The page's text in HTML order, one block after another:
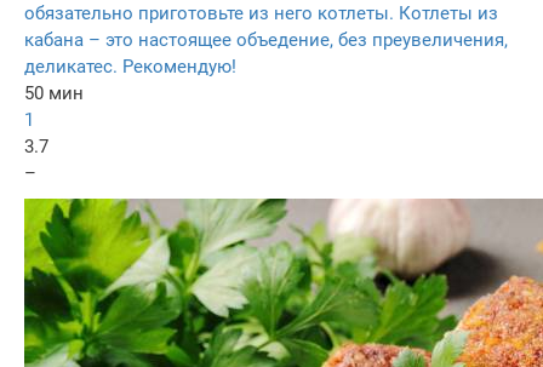
обязательно приготовьте из него котлеты. Котлеты из
кабана – это настоящее объедение, без преувеличения,
деликатес. Рекомендую!
50 мин
1
3.7
–